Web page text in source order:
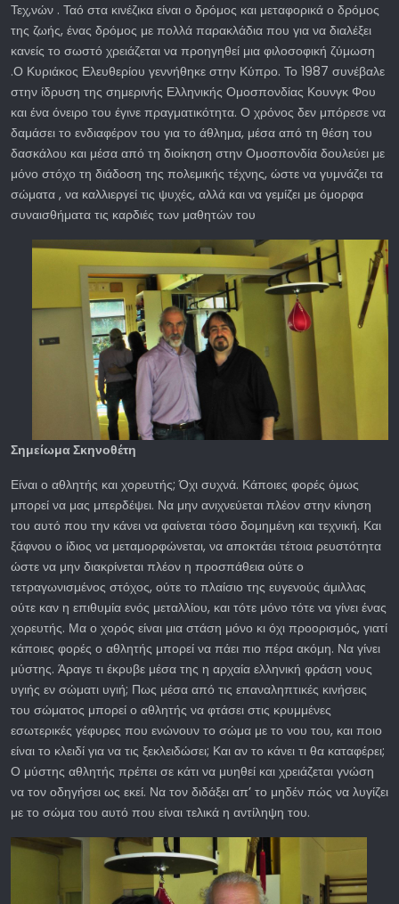
Τεχ,νών . Ταό στα κινέζικα είναι ο δρόμος και μεταφορικά ο δρόμος
της ζωής, ένας δρόμος με πολλά παρακλάδια που για να διαλέξει
κανείς το σωστό χρειάζεται να προηγηθεί μια φιλοσοφική ζύμωση
.Ο Κυριάκος Ελευθερίου γεννήθηκε στην Κύπρο. Το 1987 συνέβαλε
στην ίδρυση της σημερινής Ελληνικής Ομοσπονδίας Κουνγκ Φου
και ένα όνειρο του έγινε πραγματικότητα. Ο χρόνος δεν μπόρεσε να
δαμάσει το ενδιαφέρον του για το άθλημα, μέσα από τη θέση του
δασκάλου και μέσα από τη διοίκηση στην Ομοσπονδία δουλεύει με
μόνο στόχο τη διάδοση της πολεμικής τέχνης, ώστε να γυμνάζει τα
σώματα , να καλλιεργεί τις ψυχές, αλλά και να γεμίζει με όμορφα
συναισθήματα τις καρδιές των μαθητών του
Σημείωμα Σκηνοθέτη
Είναι ο αθλητής και χορευτής; Όχι συχνά. Κάποιες φορές όμως
μπορεί να μας μπερδέψει. Να μην ανιχνεύεται πλέον στην κίνηση
του αυτό που την κάνει να φαίνεται τόσο δομημένη και τεχνική. Και
ξάφνου ο ίδιος να μεταμορφώνεται, να αποκτάει τέτοια ρευστότητα
ώστε να μην διακρίνεται πλέον η προσπάθεια ούτε ο
τετραγωνισμένος στόχος, ούτε το πλαίσιο της ευγενούς άμιλλας
ούτε καν η επιθυμία ενός μεταλλίου, και τότε μόνο τότε να γίνει ένας
χορευτής. Μα ο χορός είναι μια στάση μόνο κι όχι προορισμός, γιατί
κάποιες φορές ο αθλητής μπορεί να πάει πιο πέρα ακόμη. Να γίνει
μύστης. Άραγε τι έκρυβε μέσα της η αρχαία ελληνική φράση νους
υγιής εν σώματι υγιή; Πως μέσα από τις επαναληπτικές κινήσεις
του σώματος μπορεί ο αθλητής να φτάσει στις κρυμμένες
εσωτερικές γέφυρες που ενώνουν το σώμα με το νου του, και ποιο
είναι το κλειδί για να τις ξεκλειδώσει; Και αν το κάνει τι θα καταφέρει;
Ο μύστης αθλητής πρέπει σε κάτι να μυηθεί και χρειάζεται γνώση
να τον οδηγήσει ως εκεί. Να τον διδάξει απ’ το μηδέν πώς να λυγίζει
με το σώμα του αυτό που είναι τελικά η αντίληψη του.